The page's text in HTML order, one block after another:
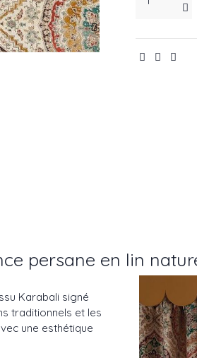
persane en lin
Karabali signé
traditionnels et les
une esthétique